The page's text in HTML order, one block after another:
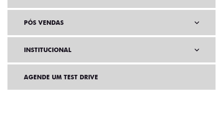
PÓS VENDAS
INSTITUCIONAL
AGENDE UM TEST DRIVE